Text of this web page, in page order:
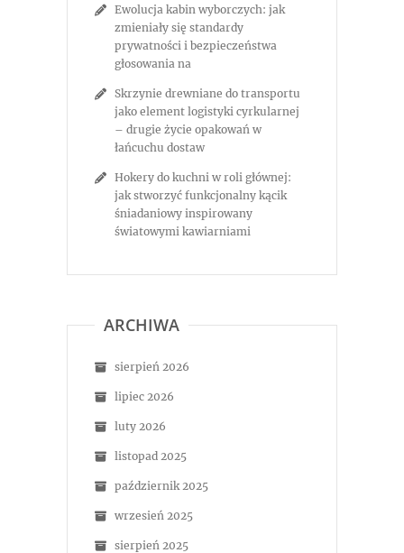
Ewolucja kabin wyborczych: jak
zmieniały się standardy
prywatności i bezpieczeństwa
głosowania na
Skrzynie drewniane do transportu
jako element logistyki cyrkularnej
– drugie życie opakowań w
łańcuchu dostaw
Hokery do kuchni w roli głównej:
jak stworzyć funkcjonalny kącik
śniadaniowy inspirowany
światowymi kawiarniami
ARCHIWA
sierpień 2026
lipiec 2026
luty 2026
listopad 2025
październik 2025
wrzesień 2025
sierpień 2025